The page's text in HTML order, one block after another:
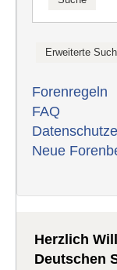
Forenregeln
FAQ
Neue
Herzlich
Deutschen